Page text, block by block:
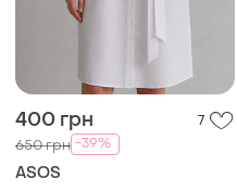
400 грн 7
650 грн -39%
ASOS